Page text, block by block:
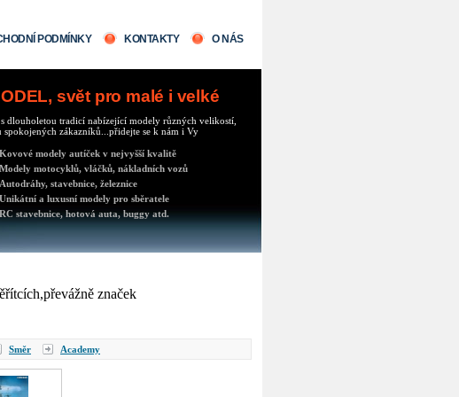
PODMÍNKY KONTAKTY O NÁS
svět pro malé i velké
dlouholetou tradicí nabízející modely různých velikostí,
spokojených zákazníků...přidejte se k nám i Vy
Kovové modely autíček v nejvyšší kvalitě
Modely motocyklů, vláčků, nákladních vozů
Autodráhy, stavebnice, železnice
Unikátní a luxusní modely pro sběratele
RC stavebnice, hotová auta, buggy atd.
značek
Směr Academy